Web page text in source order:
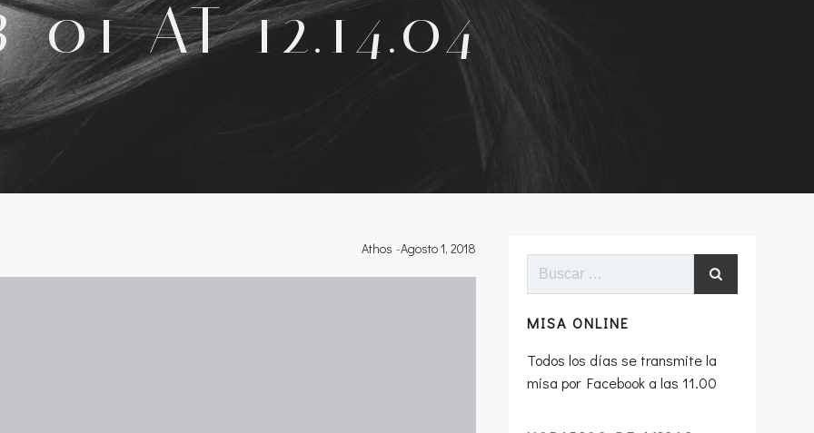
01 AT 12.14.04
Athos -Agosto 1, 2018
Buscar:
MISA ONLINE
Todos los días se transmite la
misa por Facebook a las 11.00